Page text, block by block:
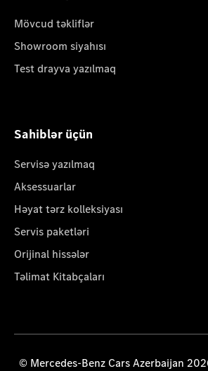
Mövcud təkliflər
Showroom siyahısı
Test drayva yazılmaq
Sahiblər üçün
Servisə yazılmaq
Aksessuarlar
Həyat tərz kolleksiyası
Servis paketləri
Orijinal hissələr
Təlimat Kitabçaları
© Mercedes-Benz Cars Azerbaijan